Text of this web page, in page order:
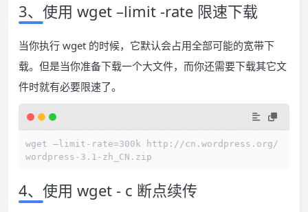
3、使用 wget –limit -rate 限速下载
当你执行 wget 的时候，它默认会占用全部可能的宽带下
载。但是当你准备下载一个大文件，而你还需要下载其它文
件时就有必要限速了。
wget –limit-rate=300k http://cn.wordpress.org/
4、使用 wget - c 断点续传